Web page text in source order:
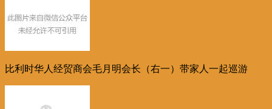
比利时华人经贸商会毛月明会长（右一）带家人一起巡游